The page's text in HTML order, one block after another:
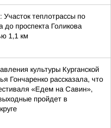
теплотрассы по
проспекта Голикова
1,1 км
культуры Курганской
Гончаренко рассказала, что
«Едем на Савин»,
пройдет в